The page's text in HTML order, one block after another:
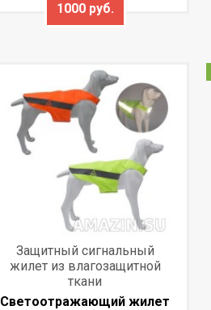
1000 руб.
Защитный сигнальный
жилет из влагозащитной
ткани
Светоотражающий жилет